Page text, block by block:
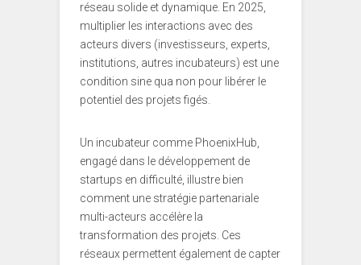
réseau solide et dynamique. En 2025,
multiplier les interactions avec des
acteurs divers (investisseurs, experts,
institutions, autres incubateurs) est une
condition sine qua non pour libérer le
potentiel des projets figés.
Un incubateur comme PhoenixHub,
engagé dans le développement de
startups en difficulté, illustre bien
comment une stratégie partenariale
multi-acteurs accélère la
transformation des projets. Ces
réseaux permettent également de capter